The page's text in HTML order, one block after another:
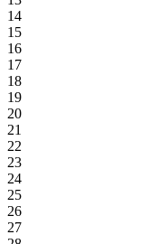
14
15
16
17
18
19
20
21
22
23
24
25
26
27